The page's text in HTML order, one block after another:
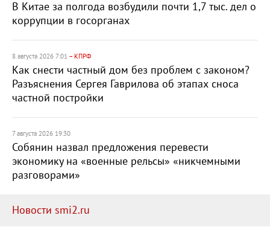
В Китае за полгода возбудили почти 1,7 тыс. дел о
коррупции в госорганах
8 августа 2026 7:01 – КПРФ
Как снести частный дом без проблем с законом?
Разъяснения Сергея Гаврилова об этапах сноса
частной постройки
7 августа 2026 19:30
Собянин назвал предложения перевести
экономику на «военные рельсы» «никчемными
разговорами»
Новости smi2.ru